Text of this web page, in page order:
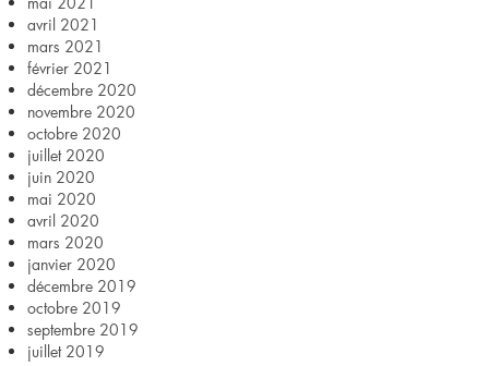
avril 2021
mars 2021
février 2021
décembre 2020
novembre 2020
octobre 2020
juillet 2020
juin 2020
mai 2020
avril 2020
mars 2020
janvier 2020
décembre 2019
octobre 2019
septembre 2019
juillet 2019